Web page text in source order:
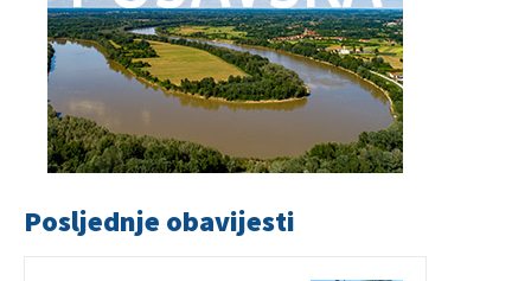
Posljednje obavijesti